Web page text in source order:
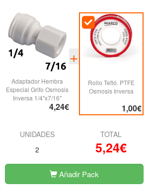
Adaptador Hembra
Especial Grifo Osmosis
Inversa 1/4"x7/16"
4,24€
Rollo Tefló. PTFE
Osmosis Inversa
1,00€
UNIDADES
TOTAL
2
5,24€
Añadir Pack